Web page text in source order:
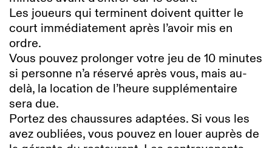
Les joueurs qui terminent doivent quitter le
court immédiatement après l’avoir mis en
ordre.
Vous pouvez prolonger votre jeu de 10 minutes
si personne n’a réservé après vous, mais au-
delà, la location de l’heure supplémentaire
sera due.
Portez des chaussures adaptées. Si vous les
avez oubliées, vous pouvez en louer auprès de